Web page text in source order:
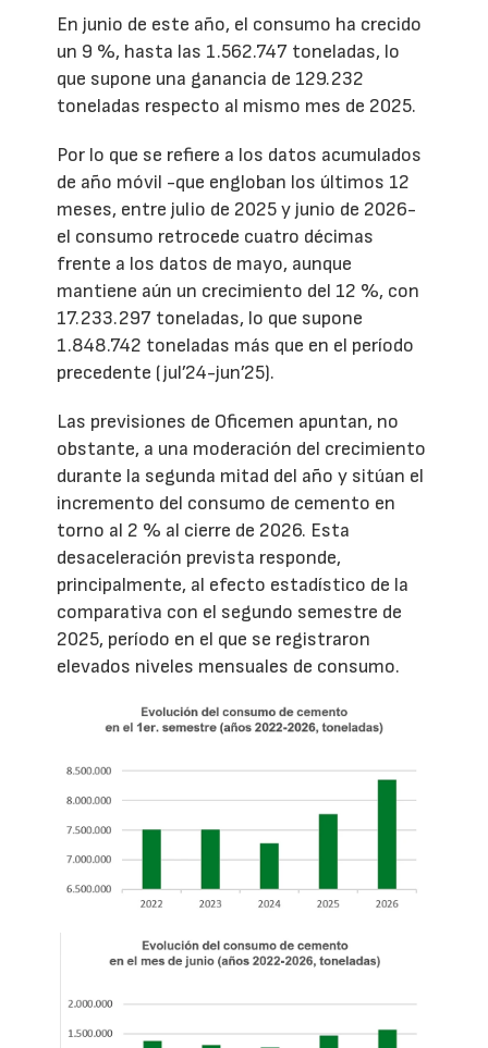
En junio de este año, el consumo ha crecido
un 9 %, hasta las 1.562.747 toneladas, lo
que supone una ganancia de 129.232
toneladas respecto al mismo mes de 2025.
Por lo que se refiere a los datos acumulados
de año móvil -que engloban los últimos 12
meses, entre julio de 2025 y junio de 2026-
el consumo retrocede cuatro décimas
frente a los datos de mayo, aunque
mantiene aún un crecimiento del 12 %, con
17.233.297 toneladas, lo que supone
1.848.742 toneladas más que en el período
precedente (jul’24-jun’25).
Las previsiones de Oficemen apuntan, no
obstante, a una moderación del crecimiento
durante la segunda mitad del año y sitúan el
incremento del consumo de cemento en
torno al 2 % al cierre de 2026. Esta
desaceleración prevista responde,
principalmente, al efecto estadístico de la
comparativa con el segundo semestre de
2025, período en el que se registraron
elevados niveles mensuales de consumo.